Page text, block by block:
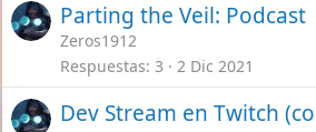
Parting the Veil: Podcast
Zeros1912
Respuestas 3 2 Dic 2021
Dev Stream en Twitch